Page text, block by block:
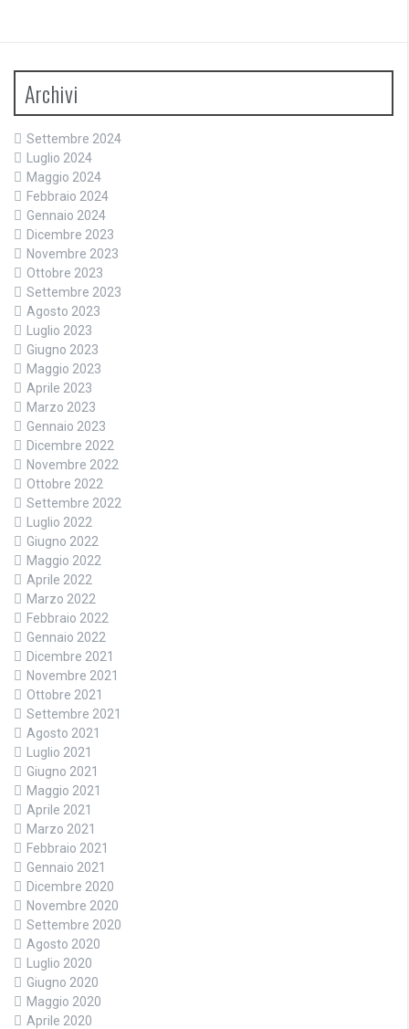
Archivi
Settembre 2024
Luglio 2024
Maggio 2024
Febbraio 2024
Gennaio 2024
Dicembre 2023
Novembre 2023
Ottobre 2023
Settembre 2023
Agosto 2023
Luglio 2023
Giugno 2023
Maggio 2023
Aprile 2023
Marzo 2023
Gennaio 2023
Dicembre 2022
Novembre 2022
Ottobre 2022
Settembre 2022
Luglio 2022
Giugno 2022
Maggio 2022
Aprile 2022
Marzo 2022
Febbraio 2022
Gennaio 2022
Dicembre 2021
Novembre 2021
Ottobre 2021
Settembre 2021
Agosto 2021
Luglio 2021
Giugno 2021
Maggio 2021
Aprile 2021
Marzo 2021
Febbraio 2021
Gennaio 2021
Dicembre 2020
Novembre 2020
Settembre 2020
Agosto 2020
Luglio 2020
Giugno 2020
Maggio 2020
Aprile 2020